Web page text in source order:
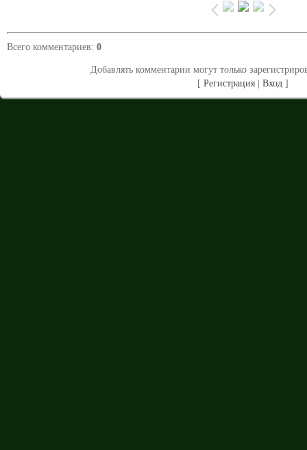
Всего комментариев: 0
Добавлять комментарии могут только
[Регистрация |Вход ]